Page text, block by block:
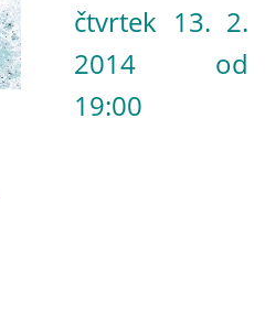
čtvrtek 13. 2.
2014 od
19:00